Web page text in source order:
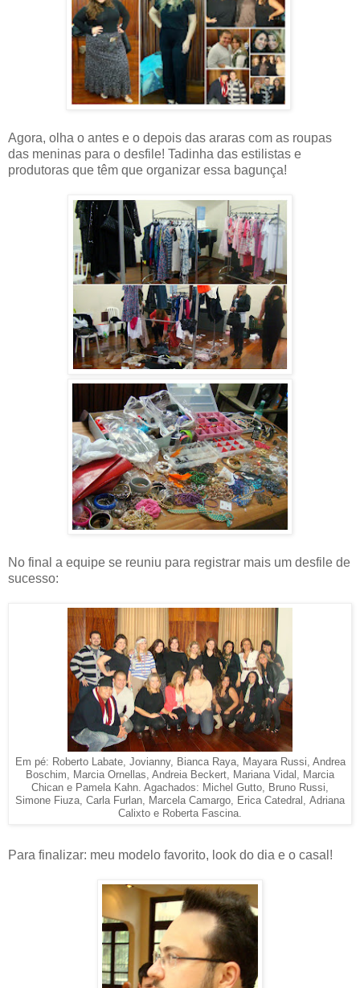
Agora, olha o antes e o depois das araras com as roupas
das meninas para o desfile! Tadinha das estilistas e
produtoras que têm que organizar essa bagunça!
No final a equipe se reuniu para registrar mais um desfile de
sucesso:
Em pé: Roberto Labate, Jovianny, Bianca Raya, Mayara Russi, Andrea
Boschim, Marcia Ornellas, Andreia Beckert, Mariana Vidal, Marcia
Chican e Pamela Kahn. Agachados: Michel Gutto, Bruno Russi,
Simone Fiuza, Carla Furlan, Marcela Camargo, Erica Catedral, Adriana
Calixto e Roberta Fascina.
Para finalizar: meu modelo favorito, look do dia e o casal!